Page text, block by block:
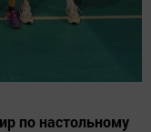
по настольному